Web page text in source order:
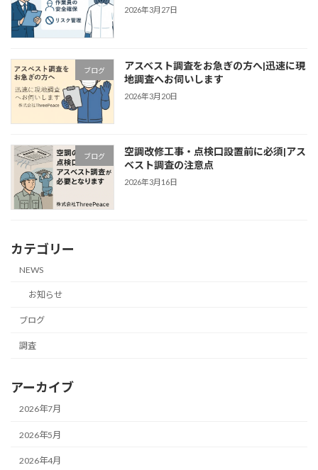
2026年3月27日
ブログ
アスベスト調査をお急ぎの方へ|迅速に現
地調査へお伺いします
2026年3月20日
ブログ
空調改修工事・点検口設置前に必須|アス
ベスト調査の注意点
2026年3月16日
カテゴリー
NEWS
お知らせ
ブログ
調査
アーカイブ
2026年7月
2026年5月
2026年4月